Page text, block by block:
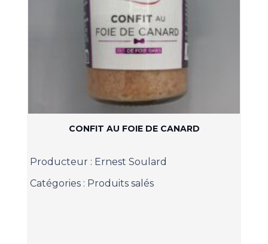
CONFIT AU FOIE DE CANARD
Producteur : Ernest Soulard
Catégories : Produits salés